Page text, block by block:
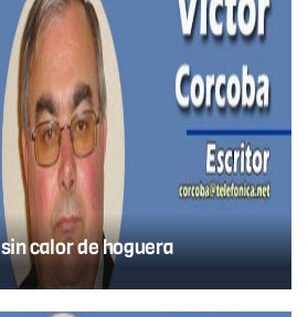
calor de hoguera